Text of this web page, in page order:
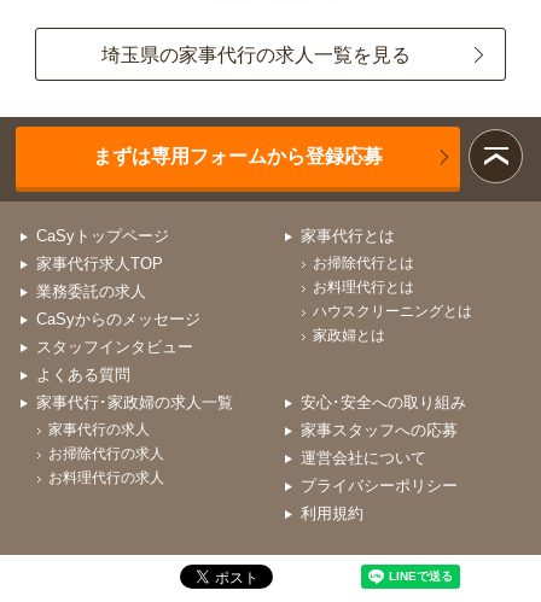
埼玉県の家事代行の求人一覧を見る
まずは専用フォームから登録応募
CaSyトップページ
家事代行求人TOP
業務委託の求人
CaSyからのメッセージ
スタッフインタビュー
よくある質問
家事代行とは
お掃除代行とは
お料理代行とは
ハウスクリーニングとは
家政婦とは
家事代行･家政婦の求人一覧
家事代行の求人
お掃除代行の求人
お料理代行の求人
安心･安全への取り組み
家事スタッフへの応募
運営会社について
プライバシーポリシー
利用規約